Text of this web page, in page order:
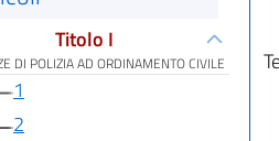
Titolo I
DI POLIZIA AD ORDINAMENTO CIVILE
1
2